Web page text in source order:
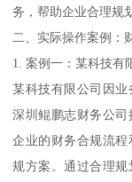
务，帮助企业合理规
二、实际操作案例：
1. 案例一：某科技有
某科技有限公司因业
深圳鲲鹏志财务公
企业的财务合规流
规方案。通过合理